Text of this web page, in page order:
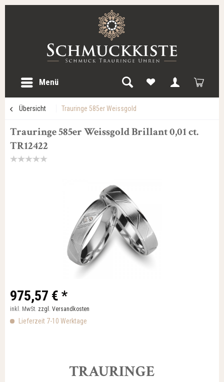
Menü
Übersicht Trauringe 585er Weissgold
Trauringe 585er Weissgold Brillant 0,01 ct.
TR12422
975,57 € *
inkl. MwSt. zzgl. Versandkosten
Lieferzeit 7-10 Werktage
TRAURINGE